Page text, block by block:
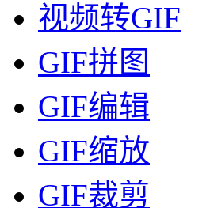
视频转GIF
GIF拼图
GIF编辑
GIF缩放
GIF裁剪